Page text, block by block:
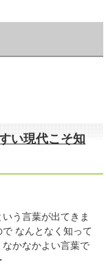
い現代こそ知
う言葉が出てきま
なんとなく知って
かなかよい言葉で